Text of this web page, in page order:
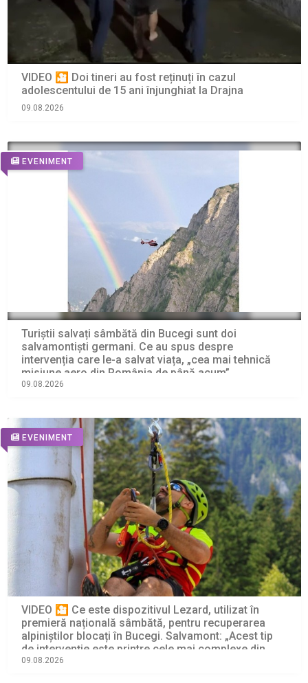
VIDEO 🎦 Doi tineri au fost reținuți în cazul
adolescentului de 15 ani înjunghiat la Drajna
09.08.2026
EVENIMENT
Turiștii salvați sâmbătă din Bucegi sunt doi
salvamontiști germani. Ce au spus despre
intervenția care le-a salvat viața, „cea mai tehnică
misiune aero din România de până acum”
09.08.2026
EVENIMENT
VIDEO 🎦 Ce este dispozitivul Lezard, utilizat în
premieră națională sâmbătă, pentru recuperarea
alpiniștilor blocați în Bucegi. Salvamont: „Acest tip
de intervenție este printre cele mai complexe din
salvarea montană”
09.08.2026